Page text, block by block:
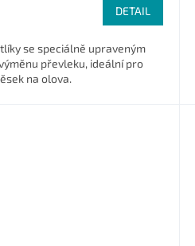
DETAIL
se speciálně upraveným
převleku, ideální pro
na olova.